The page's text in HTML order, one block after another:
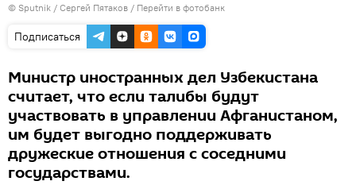
© Sputnik / Сергей Пятаков / Перейти в фотобанк
Подписаться
Министр иностранных дел Узбекистана
считает, что если талибы будут
участвовать в управлении Афганистаном,
им будет выгодно поддерживать
дружеские отношения с соседними
государствами.